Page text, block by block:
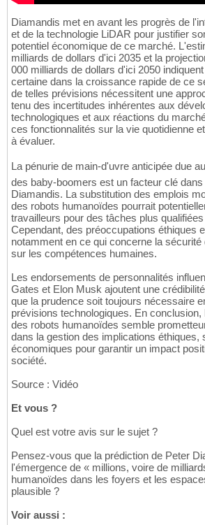
Diamandis met en avant les progrès de
et de la technologie LiDAR pour justifier
potentiel économique de ce marché.
milliards de dollars d'ici 2035 et la
000 milliards de dollars d'ici 2050
certaine dans la croissance rapide de ce
de telles prévisions nécessitent une
tenu des incertitudes inhérentes aux
technologiques et aux réactions du
ces fonctionnalités sur la vie quotidienne
à évaluer.
La pénurie de main-d'uvre anticipée due
des baby-boomers est un facteur clé
Diamandis. La substitution des emplois
des robots humanoïdes pourrait
travailleurs pour des tâches plus
Cependant, des préoccupations éthiques
notamment en ce qui concerne la
sur les compétences humaines.
Les endorsements de personnalités
Gates et Elon Musk ajoutent une
que la prudence soit toujours nécessaire
prévisions technologiques. En
des robots humanoïdes semble
dans la gestion des implications éthiques,
économiques pour garantir un impact
société.
Source : Vidéo
Et vous ?
Quel est votre avis sur le sujet ?
Pensez-vous que la prédiction de Peter
l'émergence de « millions, voire de
humanoïdes dans les foyers et les
plausible ?
Voir aussi :